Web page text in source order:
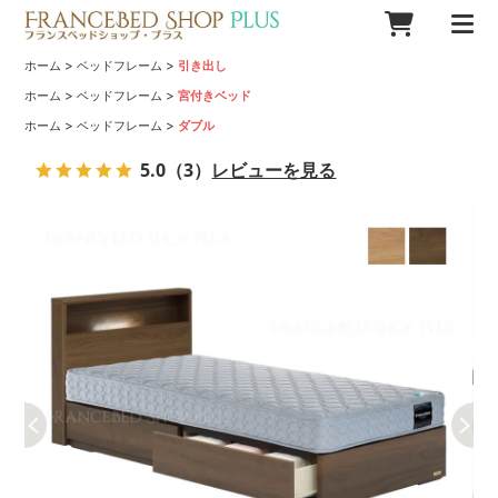
ホーム >ベッドフレーム > 引き出し
ホーム >ベッドフレーム >宮付きベッド
ホーム >ベッドフレーム > ダブル
5.0 （3） レビューを見る